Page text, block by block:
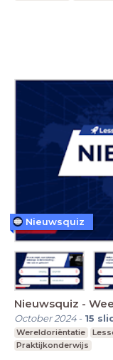
Nieuwsquiz -
October 2024- 15
Wereldoriëntatie
Praktijkonderwijs
Nieuwsquiz